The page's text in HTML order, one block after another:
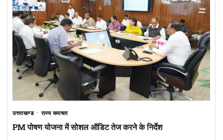
उत्तराखण्ड राज्य समाचार
PM पोषण योजना में सोशल ऑडिट तेज करने के निर्देश